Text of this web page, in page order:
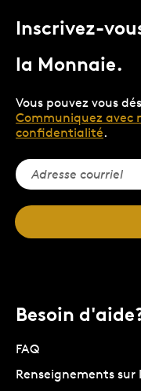
Inscrivez-
la Monnaie.
Vous pouvez vous
Communiquez avec
confidentialité.
Besoin
FAQ
Renseignements